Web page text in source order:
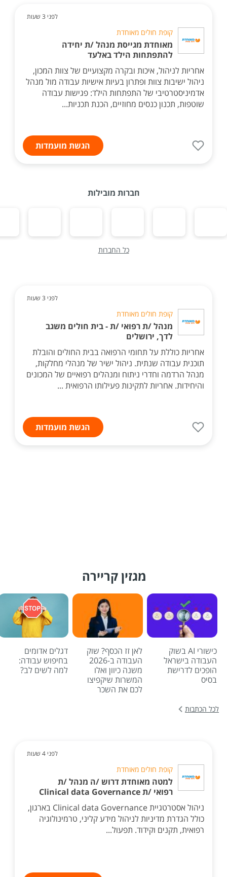
לפני 3 שעות
קופת חולים מאוחדת
מאוחדת מגייסת מנהל /ת יחידה
להתפתחות הילד באלעד
אחריות לניהול, איכות ובקרה מקצועיים של צוות המכון,
ניהול ישיבות צוות ופתרון בעיות אישיות עבודה מול מנהל
אדמיניסטרטיבי של התפתחות הילד: פגישות עבודה
שוטפות, תכנון כנסים מחוזיים, הכנת תכניות...
הגשת מועמדות
חברות מובילות
כל החברות
לפני 3 שעות
קופת חולים מאוחדת
מנהל /ת רפואי /ת - בית חולים משגב
לדך, ירושלים
אחריות כוללת על תחומי הרפואה בבית החולים והובלת
תוכנית עבודה שנתית. ניהול ישיר של מנהלי מחלקות,
מנהל הרדמה וחדרי ניתוח ומנהלים רפואיים של המכונים
והיחידות. אחריות לתקינות פעילותו הרפואית ...
הגשת מועמדות
מגזין קריירה
כישורי AI בשוק
העבודה בישראל
הופכים לדרישת
בסיס
לאן זז הכסף? שוק
העבודה ב-2026
משנה כיוון ואלו
המשרות שיקפיצו
לכם את השכר
דגלים אדומים
בחיפוש עבודה:
למה לשים לב?
לכל הכתבות
לפני 4 שעות
קופת חולים מאוחדת
למטה מאוחדת דרוש /ה מנהל /ת
רפואי /ת Clinical data Governance
ניהול אסטרטגיית Clinical data Governance בארגון,
כולל הגדרת מדיניות לניהול מידע קליני, טרמינולוגיה
רפואית, תקנים וקידוד. תפעול...